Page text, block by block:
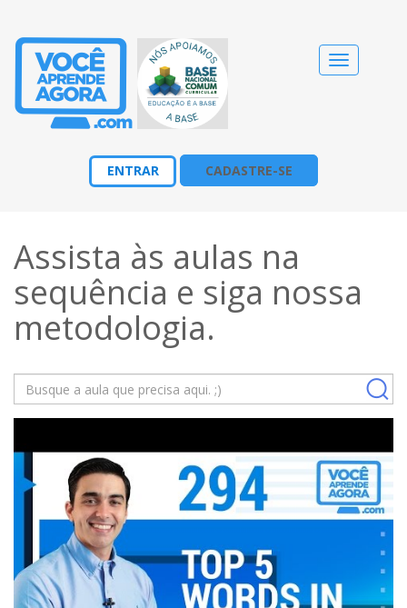
Alternar
navegação
ENTRAR CADASTRE-SE
Assista às aulas na
sequência e siga nossa
metodologia.